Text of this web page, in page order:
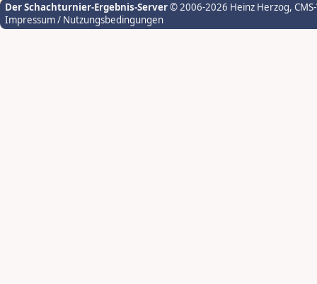
Der Schachturnier-Ergebnis-Server© 2006-2026 Heinz Herzog,
Impressum / Nutzungsbedingungen